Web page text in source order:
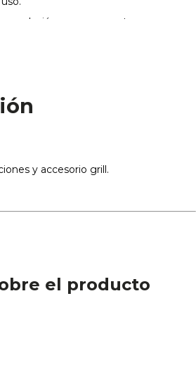
asegura que tus
de manera uniforme,
y textura.
y accesorio grill.
el producto